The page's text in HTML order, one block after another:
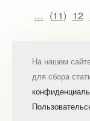
... (11) 12
На нашем
для сбора